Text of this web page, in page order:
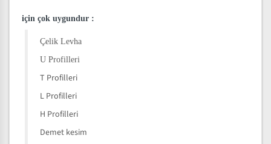
için çok uygundur :
Çelik Levha
U Profilleri
T Profilleri
L Profilleri
H Profilleri
Demet kesim